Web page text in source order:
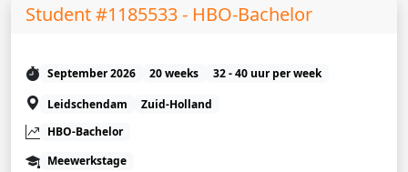
Student #1185533 - HBO-Bachelor
September 2026 20 weeks
32 - 40 uur per week
Leidschendam
Zuid-Holland
HBO-Bachelor
Meewerkstage